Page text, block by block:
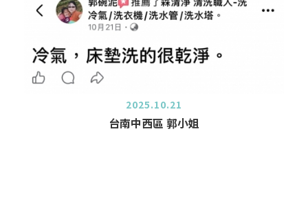
2025.10.21
台南中西區 郭小姐